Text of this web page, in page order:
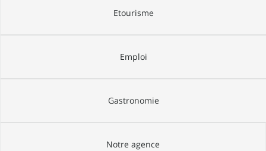
Etourisme
Emploi
Gastronomie
Notre agence